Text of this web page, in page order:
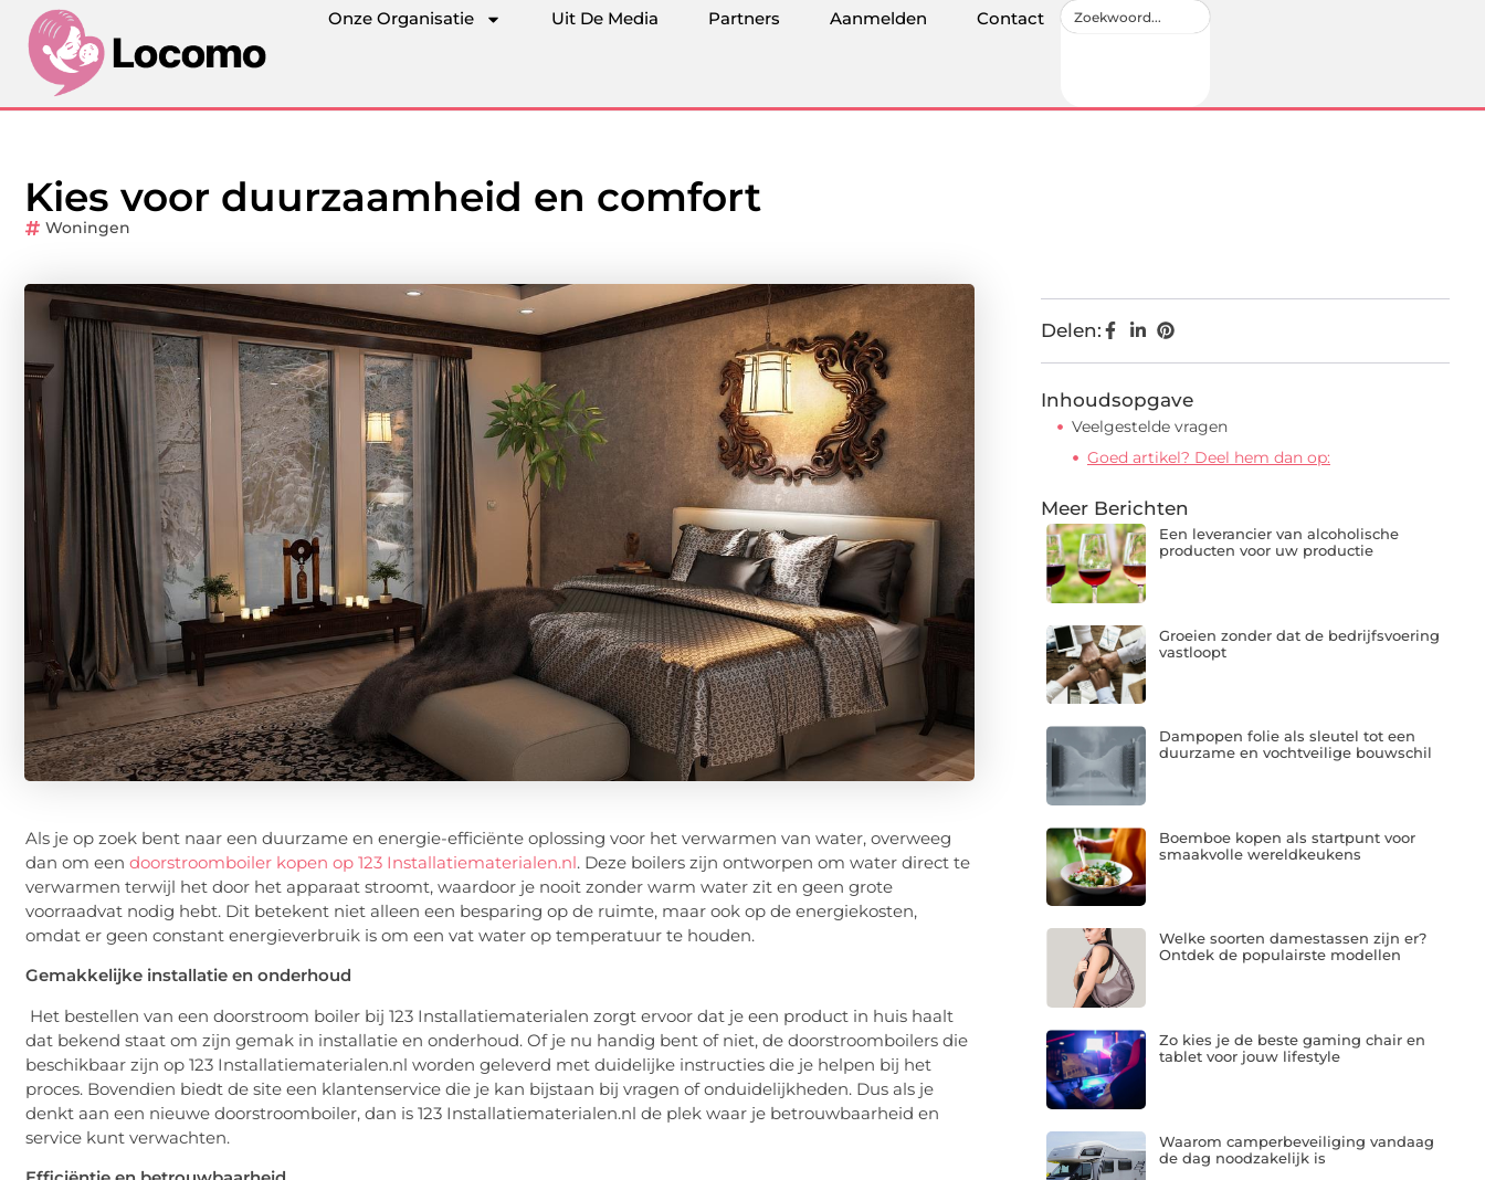
Onze Organisatie Uit De Media Partners Aanmelden Contact
Kies voor duurzaamheid en comfort
Woningen
Als je op zoek bent naar een duurzame en energie-efficiënte oplossing voor het verwarmen van water, overweeg
dan om een doorstroomboiler kopen op 123 Installatiematerialen.nl. Deze boilers zijn ontworpen om water direct te
verwarmen terwijl het door het apparaat stroomt, waardoor je nooit zonder warm water zit en geen grote
voorraadvat nodig hebt. Dit betekent niet alleen een besparing op de ruimte, maar ook op de energiekosten,
omdat er geen constant energieverbruik is om een vat water op temperatuur te houden.
Gemakkelijke installatie en onderhoud
Het bestellen van een doorstroom boiler bij 123 Installatiematerialen zorgt ervoor dat je een product in huis haalt
dat bekend staat om zijn gemak in installatie en onderhoud. Of je nu handig bent of niet, de doorstroomboilers die
beschikbaar zijn op 123 Installatiematerialen.nl worden geleverd met duidelijke instructies die je helpen bij het
proces. Bovendien biedt de site een klantenservice die je kan bijstaan bij vragen of onduidelijkheden. Dus als je
denkt aan een nieuwe doorstroomboiler, dan is 123 Installatiematerialen.nl de plek waar je betrouwbaarheid en
service kunt verwachten.
Delen:
Inhoudsopgave
Veelgestelde vragen
Goed artikel? Deel hem dan op:
Meer Berichten
Een leverancier van alcoholische
producten voor uw productie
Groeien zonder dat de bedrijfsvoering
vastloopt
Dampopen folie als sleutel tot een
duurzame en vochtveilige bouwschil
Boemboe kopen als startpunt voor
smaakvolle wereldkeukens
Welke soorten damestassen zijn er?
Ontdek de populairste modellen
Zo kies je de beste gaming chair en
tablet voor jouw lifestyle
Waarom camperbeveiliging vandaag
de dag noodzakelijk is